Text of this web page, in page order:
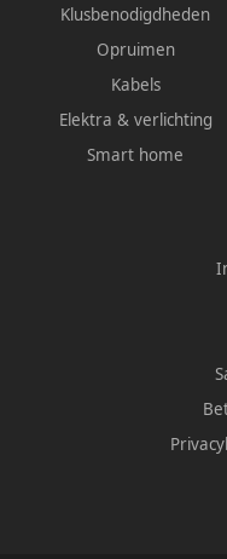
Klusbenodigdheden
Opruimen
Kabels
Elektra & verlichting
Smart home